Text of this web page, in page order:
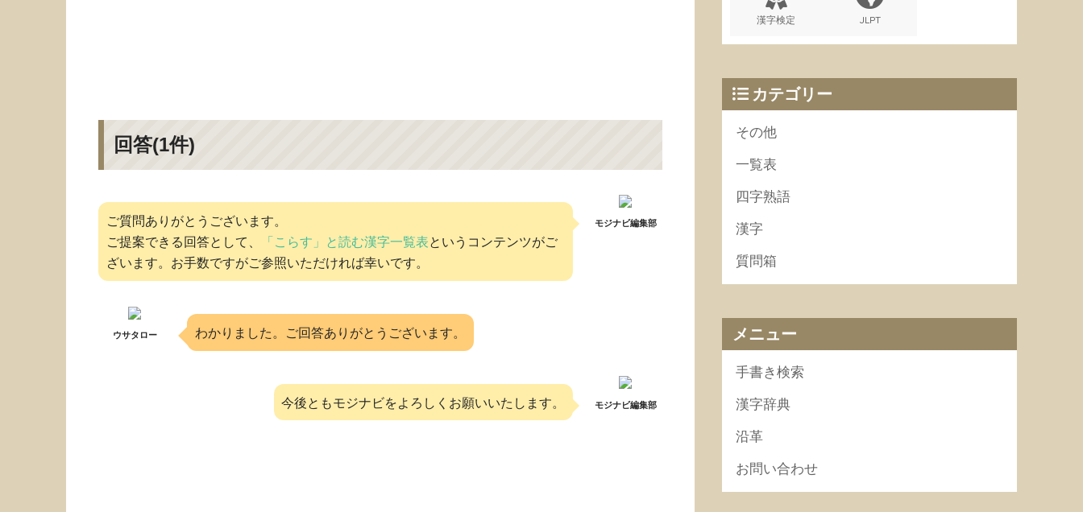
回答(1件)
ご質問ありがとうございます。
ご提案できる回答として、
「こらす」と読む漢字一覧表というコンテンツがご
ざいます。お手数ですがご参照いただければ幸いです。
モジナビ編集部
ウサタロー わかりました。ご回答ありがとうございます。
今後ともモジナビをよろしくお願いいたします。 モジナビ編集部
漢字検定 JLPT
カテゴリー
その他
一覧表
四字熟語
漢字
質問箱
メニュー
手書き検索
漢字辞典
沿革
お問い合わせ